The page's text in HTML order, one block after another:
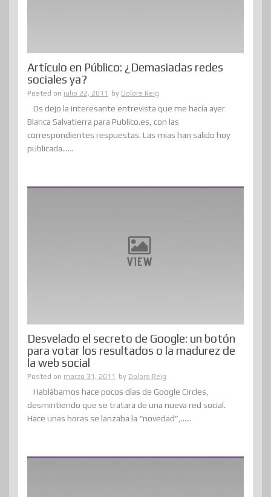
Artículo en Público: ¿Demasiadas redes
sociales ya?
Posted on julio 22, 2011 by Dolors Reig
Os dejo la interesante entrevista que me hacía ayer
Blanca Salvatierra para Publico.es, con las
correspondientes respuestas. Las mias han salido hoy
publicada......
Desvelado el secreto de Google: un botón
para votar los resultados o la madurez de
la web social
Posted on marzo 31, 2011 by Dolors Reig
Hablábamos hace pocos días de Google Circles,
desmintiendo que se tratara de una nueva red social.
Hace unas horas se lanzaba la “novedad”,......